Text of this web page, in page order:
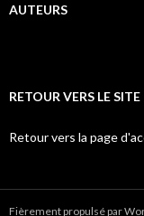
AUTEURS
RETOUR VERS LE SITE
Retour vers la page
Fièrement propulsé par